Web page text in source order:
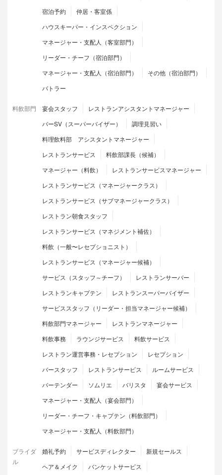
宿泊予約
仲居・客室係
ハウスキーパー・インスペクション
マネージャー・支配人（客室部門）
リーダー・チーフ（宿泊部門）
マネージャー・支配人（宿泊部門）
その他（宿泊部門）
バトラー
料飲部門 宴会スタッフ
レストランアシスタントマネージャー
バーSV（スーパーバイザー）
調理見習い
料理飲料部 アシスタントマネージャー
レストランサービス
料飲部課長（候補）
マネージャー（料飲）
レストランサービスマネージャー
レストランサービス（マネージャークラス）
レストランサービス（サブマネージャークラス）
レストラン朝食スタッフ
レストランサービス（マネジメント補佐）
料飲（一般〜レセプショニスト）
レストランサービス（マネージャー候補）
サービス（スタッフ～チーフ）
レストランサーバー
レストランキャプテン
レストランスーパーバイザー
サービススタッフ（リーダー・担当マネージャー候補）
料飲部門マネージャー
レストランマネージャー
料飲事務
ラウンジサービス
料飲サービス
レストラン運営事務・レセプション
レセプション
バースタッフ
レストランサービス
ルームサービス
バーテンダー
ソムリエ バリスタ
宴会サービス
マネージャー・支配人（宴会部門）
リーダー・チーフ・キャプテン（料飲部門）
マネージャー・支配人（料飲部門）
ブライダ
ル
婚礼予約 サービスディレクター
新規セールス
ヘア＆メイク
バンケットサービス